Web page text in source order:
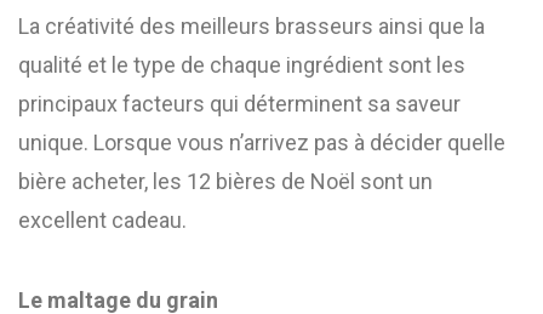
La créativité des meilleurs brasseurs ainsi que la
qualité et le type de chaque ingrédient sont les
principaux facteurs qui déterminent sa saveur
unique. Lorsque vous n’arrivez pas à décider quelle
bière acheter, les 12 bières de Noël sont un
excellent cadeau.
Le maltage du grain